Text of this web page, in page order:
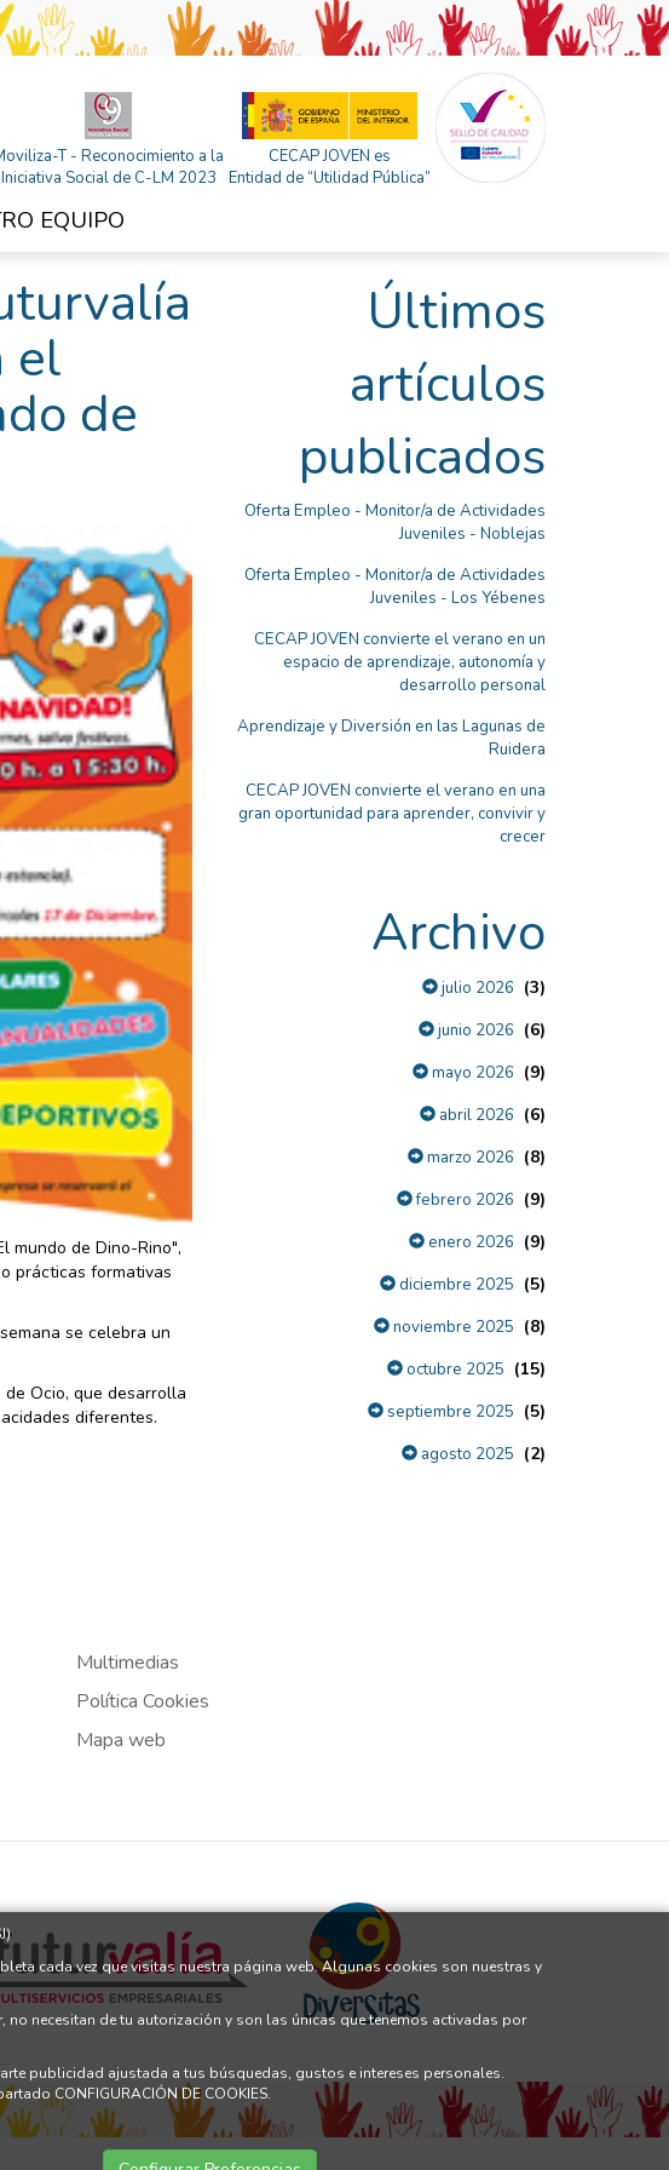
T - Reconocimiento a la
Iniciativa Social de C-LM 2023
CECAP JOVEN es
Entidad de “Utilidad Pública”
EQUIPO
el
de
mundo de Dino-Rino",
prácticas formativas
se celebra un
de Ocio, que desarrolla
diferentes.
Últimos
artículos
publicados
Oferta Empleo - Monitor/a de Actividades
Juveniles - Noblejas
Oferta Empleo - Monitor/a de Actividades
Juveniles - Los Yébenes
CECAP JOVEN convierte el verano en un
espacio de aprendizaje, autonomía y
desarrollo personal
Aprendizaje y Diversión en las Lagunas de
Ruidera
CECAP JOVEN convierte el verano en una
gran oportunidad para aprender, convivir y
crecer
Archivo
julio 2026 (3)
junio 2026 (6)
mayo 2026 (9)
abril 2026 (6)
marzo 2026 (8)
febrero 2026 (9)
enero 2026 (9)
diciembre 2025 (5)
noviembre 2025 (8)
octubre 2025 (15)
septiembre 2025 (5)
agosto 2025 (2)
Multimedias
Política Cookies
Mapa web
cada vez que visitas nuestra página web. Algunas cookies son nuestras y
necesitan de tu autorización y son las únicas que tenemos activadas por
publicidad ajustada a tus búsquedas, gustos e intereses personales.
CONFIGURACIÓN DE COOKIES.